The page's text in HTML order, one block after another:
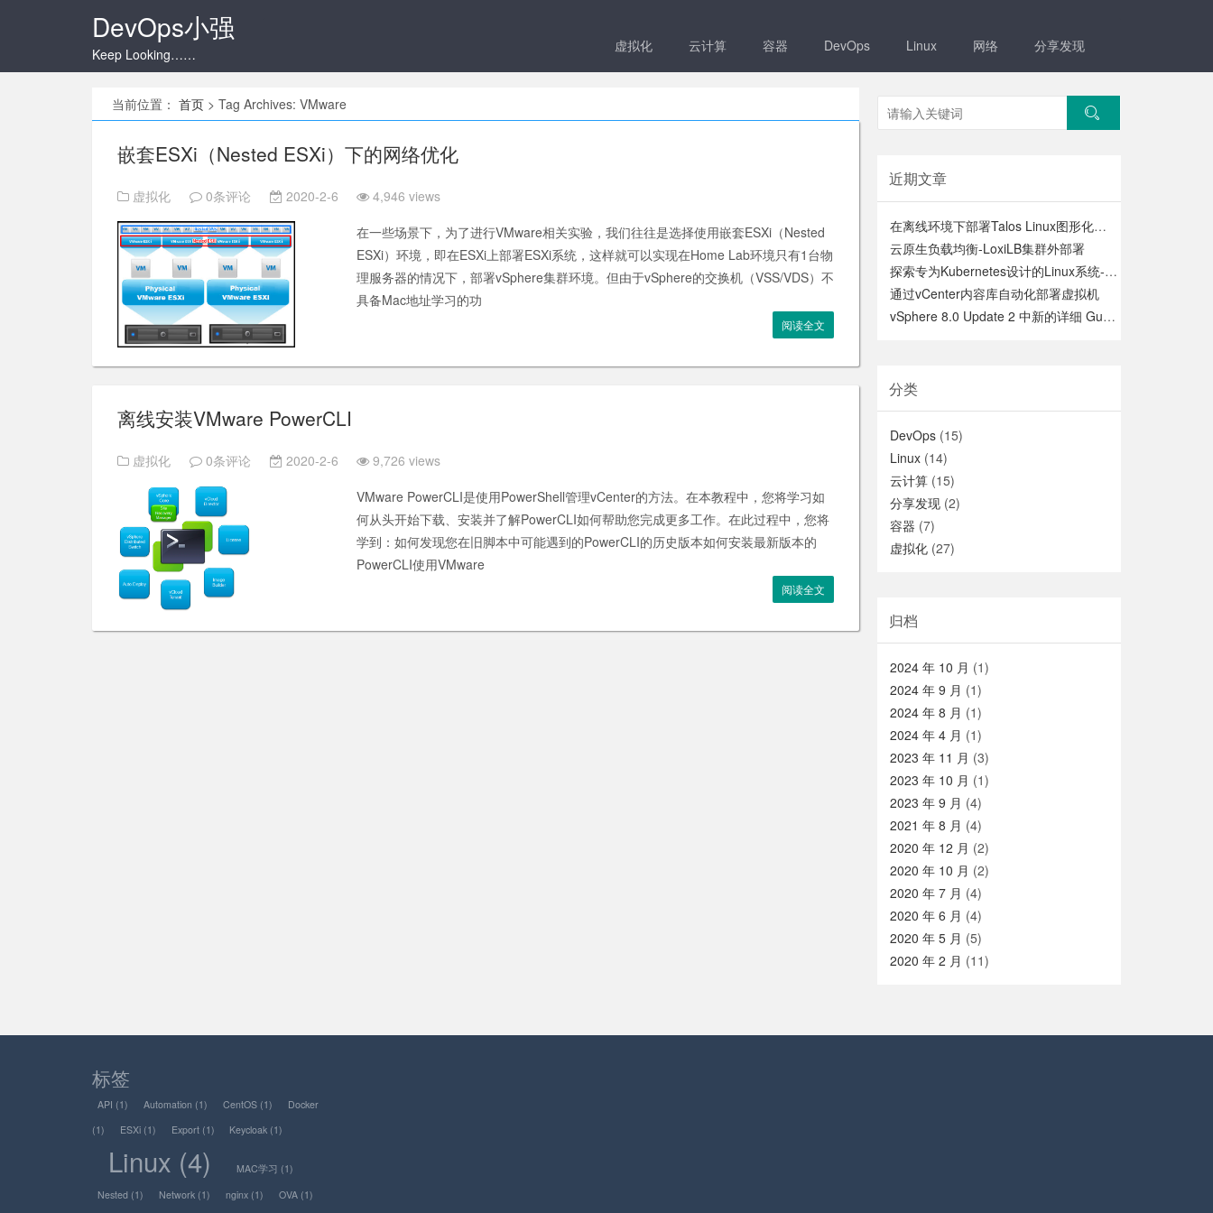
DevOps小强
Keep Looking……
虚拟化 云计算 容器 DevOps Linux 网络 分享发现
当前位置：首页 >Tag Archives: VMware
嵌套ESXi（Nested ESXi）下的网络优化
虚拟化 0条评论 2020-2-6
4,946 views
在一些场景下，为了进行VMware相关实验，我们往往是选择使用嵌套ESXi（Nested
ESXi）环境，即在ESXi上部署ESXi系统，这样就可以实现在Home Lab环境只有1台物
理服务器的情况下，部署vSphere集群环境。但由于vSphere的交换机（VSS/VDS）不
具备Mac地址学习的功
阅读全文
离线安装VMware PowerCLI
虚拟化 0条评论 2020-2-6
9,726 views
VMware PowerCLI是使用PowerShell管理vCenter的方法。在本教程中，您将学习如
何从头开始下载、安装并了解PowerCLI如何帮助您完成更多工作。在此过程中，您将
学到：如何发现您在旧脚本中可能遇到的PowerCLI的历史版本如何安装最新版本的
PowerCLI使用VMware
阅读全文
近期文章
在离线环境下部署Talos Linux图形化管理工具Omni
云原生负载均衡-LoxiLB集群外部署
探索专为Kubernetes设计的Linux系统-Talos Linux，安全、不可变和极简
通过vCenter内容库自动化部署虚拟机
vSphere 8.0 Update 2 中新的详细 GuestOS 数据
分类
DevOps (15)
Linux (14)
云计算 (15)
分享发现 (2)
容器 (7)
虚拟化 (27)
归档
2024 年 10 月 (1)
2024 年 9 月 (1)
2024 年 8 月 (1)
2024 年 4 月 (1)
2023 年 11 月 (3)
2023 年 10 月 (1)
2023 年 9 月 (4)
2021 年 8 月 (4)
2020 年 12 月 (2)
2020 年 10 月 (2)
2020 年 7 月 (4)
2020 年 6 月 (4)
2020 年 5 月 (5)
2020 年 2 月 (11)
标签
API (1) Automation (1) CentOS(1)
Docker
(1)
ESXi(1) Export(1) Keycloak (1)
Linux (4) MAC学习 (1)
Nested (1) Network (1) nginx(1) OVA(1)